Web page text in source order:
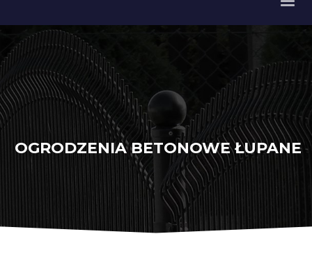
OGRODZENIA BETONOWE ŁUPANE